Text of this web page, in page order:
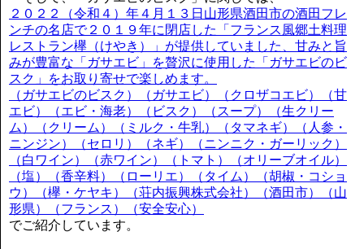
２０２２（令和４）年４月１３日山形県酒田市の酒田フレ
ンチの名店で２０１９年に閉店した「フランス風郷土料理
レストラン欅（けやき）」が提供していました、甘みと旨
みが豊富な「ガサエビ」を贅沢に使用した「ガサエビのビ
スク」をお取り寄せで楽しめます。
（ガサエビのビスク）（ガサエビ）（クロザコエビ）（甘
エビ）（エビ・海老）（ビスク）（スープ）（生クリー
ム）（クリーム）（ミルク・牛乳）（タマネギ）（人参・
ニンジン）（セロリ）（ネギ）（ニンニク・ガーリック）
（白ワイン）（赤ワイン）（トマト）（オリーブオイル）
（塩）（香辛料）（ローリエ）（タイム）（胡椒・コショ
ウ）（欅・ケヤキ）（荘内振興株式会社）（酒田市）（山
形県）（フランス）（安全安心）
でご紹介しています。